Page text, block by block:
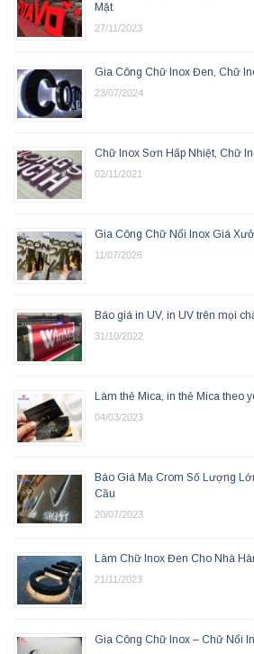
Mặt
27/11/2023
Gia Công Chữ Inox Đen, Chữ
23/07/2024
Chữ Inox Sơn Hấp Nhiệt, Chữ
02/11/2021
Gia Công Chữ Nổi Inox Giá
11/07/2026
Báo giá in UV, in UV trên mọi
31/10/2022
Làm thẻ Mica, in thẻ Mica theo
04/03/2023
Báo Giá Mạ Crom Số Lượng
Cầu
20/07/2023
Làm Chữ Inox Đen Cho Nhà
21/11/2023
Gia Công Chữ Inox – Chữ Nổi